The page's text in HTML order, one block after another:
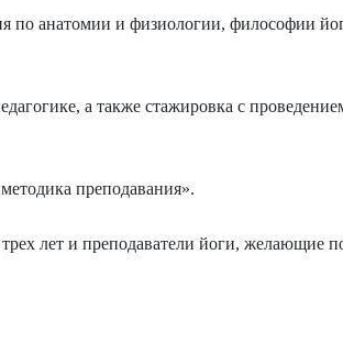
по анатомии и физиологии, философии
а также стажировка с
преподавания».
лет и преподаватели йоги, желающие